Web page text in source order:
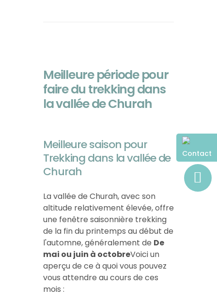
Meilleure période pour
faire du trekking dans
la vallée de Churah
Meilleure saison pour
Trekking dans la vallée de
Churah
La vallée de Churah, avec son
altitude relativement élevée, offre
une fenêtre saisonnière trekking
de la fin du printemps au début de
l'automne, généralement de De
mai ou juin à octobreVoici un
aperçu de ce à quoi vous pouvez
vous attendre au cours de ces
mois :
Contact